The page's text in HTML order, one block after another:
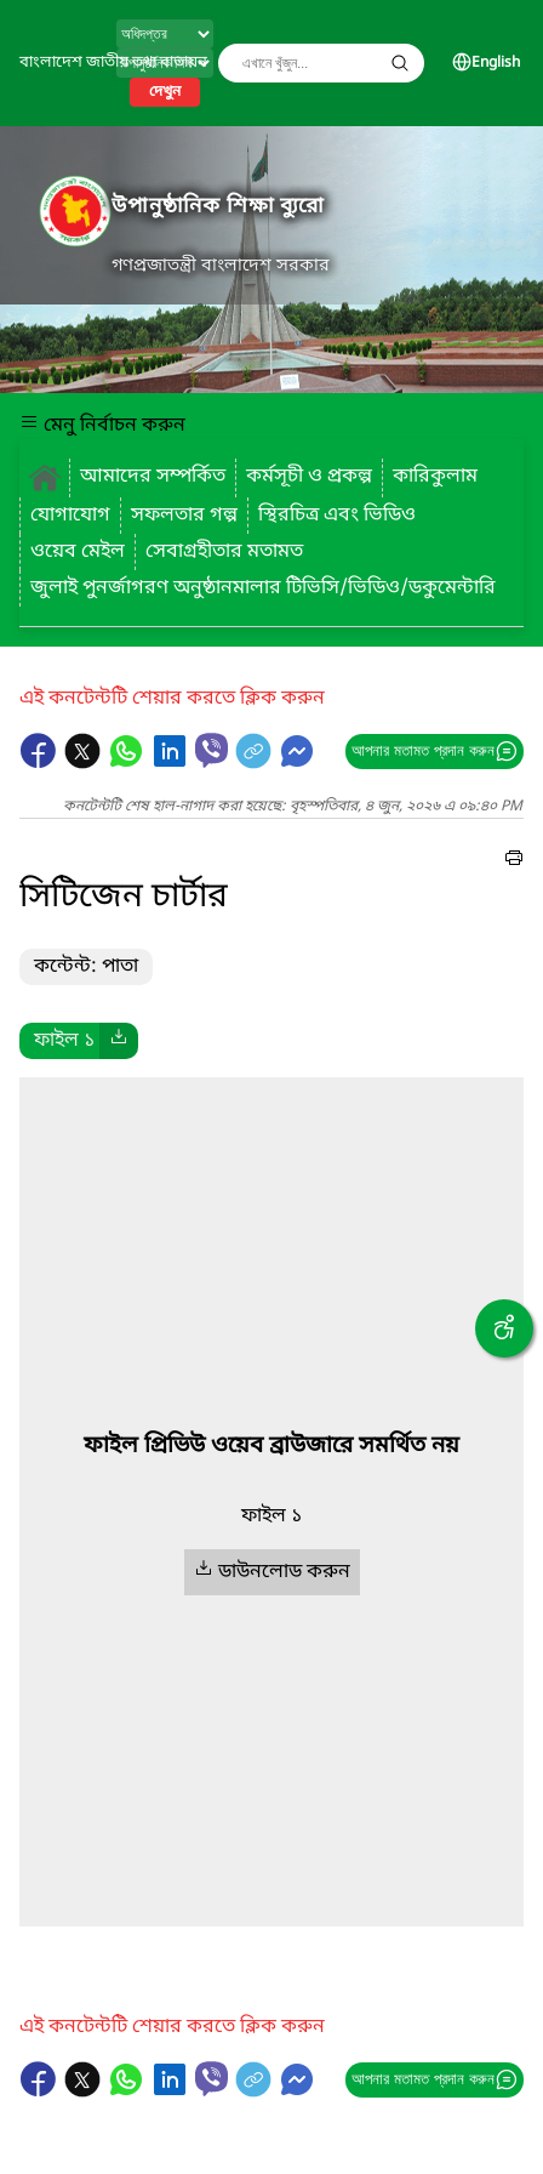
বাংলাদেশ জাতীয় তথ্য বাতায়ন
দেখুন
English
উপানুষ্ঠানিক শিক্ষা ব্যুরো
গণপ্রজাতন্ত্রী বাংলাদেশ সরকার
মেনু নির্বাচন করুন
আমাদের সম্পর্কিত
কর্মসূচী ও প্রকল্প
কারিকুলাম
যোগাযোগ
সফলতার গল্প
স্থিরচিত্র এবং ভিডিও
ওয়েব মেইল
সেবাগ্রহীতার মতামত
জুলাই পুনর্জাগরণ অনুষ্ঠানমালার টিভিসি/ভিডিও/ডকুমেন্টারি
এই কনটেন্টটি শেয়ার করতে ক্লিক করুন
আপনার মতামত প্রদান করুন
কনটেন্টটি শেষ হাল-নাগাদ করা হয়েছে: বৃহস্পতিবার, ৪ জুন, ২০২৬ এ ০৯:৪০ PM
সিটিজেন চার্টার
কন্টেন্ট: পাতা
ফাইল ১
ফাইল প্রিভিউ ওয়েব ব্রাউজারে সমর্থিত নয়
ফাইল ১
ডাউনলোড করুন
এই কনটেন্টটি শেয়ার করতে ক্লিক করুন
আপনার মতামত প্রদান করুন